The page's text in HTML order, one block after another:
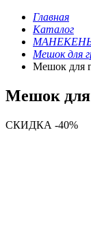
Главная
Каталог
Мешок для
Мешок для
Мешок для
СКИДКА -40%